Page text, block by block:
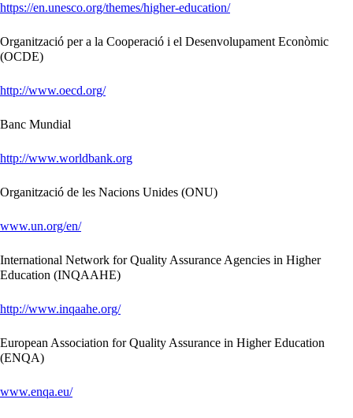
https://en.unesco.org/themes/higher-education/
Organització per a la Cooperació i el Desenvolupament Econòmic
(OCDE)
http://www.oecd.org/
Banc Mundial
http://www.worldbank.org
Organització de les Nacions Unides (ONU)
www.un.org/en/
International Network for Quality Assurance Agencies in Higher
Education (INQAAHE)
http://www.inqaahe.org/
European Association for Quality Assurance in Higher Education
(ENQA)
www.enqa.eu/